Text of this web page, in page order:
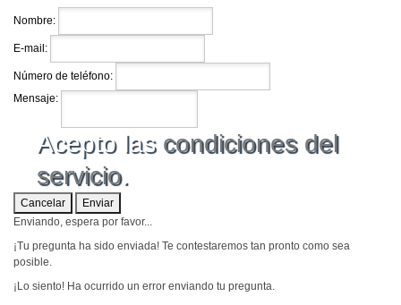
Nombre:
E-mail:
Número de teléfono:
Mensaje:
Acepto las condiciones del
servicio.
Cancelar
Enviar
Enviando, espera por favor...
¡Tu pregunta ha sido enviada! Te contestaremos tan pronto como sea
posible.
¡Lo siento! Ha ocurrido un error enviando tu pregunta.